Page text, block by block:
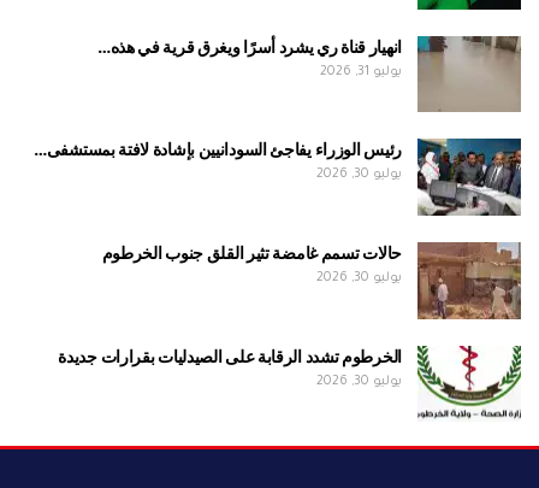
انهيار قناة ري يشرد أسرًا ويغرق قرية في هذه…
يوليو 31, 2026
رئيس الوزراء يفاجئ السودانيين بإشادة لافتة بمستشفى…
يوليو 30, 2026
حالات تسمم غامضة تثير القلق جنوب الخرطوم
يوليو 30, 2026
الخرطوم تشدد الرقابة على الصيدليات بقرارات جديدة
يوليو 30, 2026